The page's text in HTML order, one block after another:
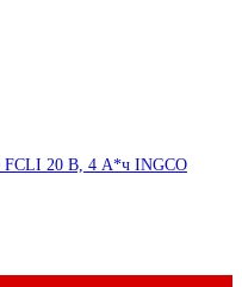
FCLI 20 В, 4 А*ч INGCO